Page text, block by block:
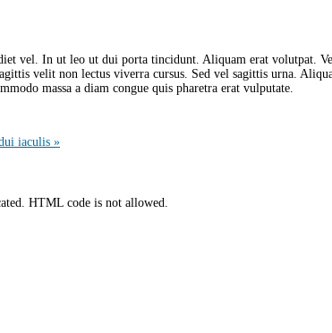
vel. In ut leo ut dui porta tincidunt. Aliquam erat volutpat.
velit non lectus viverra cursus. Sed vel sagittis urna.
massa a diam congue quis pharetra erat vulputate.
iaculis »
HTML code is not allowed.